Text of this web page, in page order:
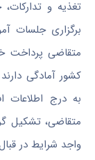
تغذیه و
برگزاری جلسات
متقاضی پرداخت
کشور آمادگی
به درج اطلاعات
متقاضی، تشکیل
واجد شرایط در